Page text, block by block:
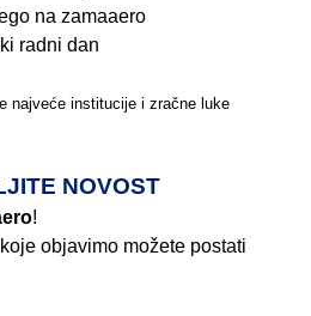
na zamaaero
radni dan
najveće institucije i zračne luke
NOVOST
!
objavimo možete postati